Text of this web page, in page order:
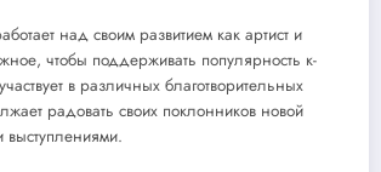
над своим развитием как артист и
чтобы поддерживать популярность к-
в различных благотворительных
радовать своих поклонников новой